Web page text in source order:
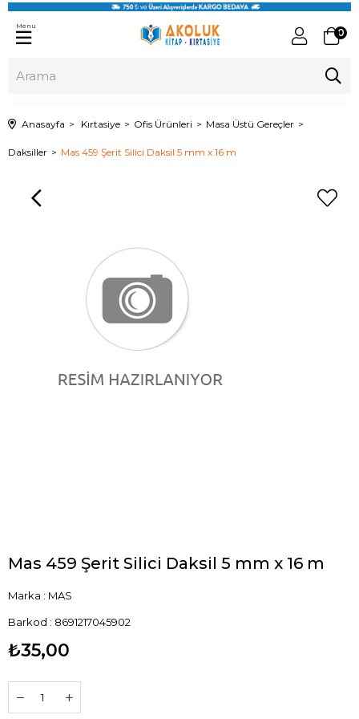
0
Menu
Anasayfa Kırtasiye Ofis Ürünleri Masa Üstü Gereçler
Daksiller Mas 459 Şerit Silici Daksil 5 mm x 16 m
Mas 459 Şerit Silici Daksil 5 mm x 16 m
Marka : MAS
Barkod : 8691217045902
₺35,00